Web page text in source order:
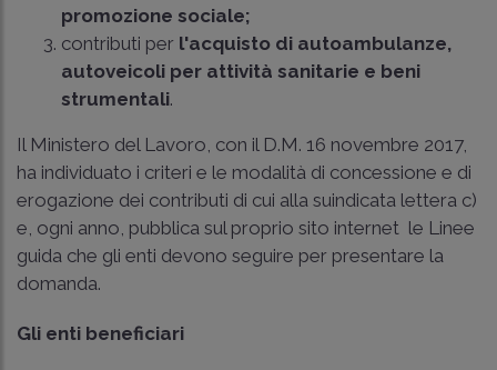
promozione sociale;
contributi per l'acquisto di autoambulanze,
autoveicoli per attività sanitarie e beni
strumentali.
Il Ministero del Lavoro, con il D.M. 16 novembre 2017,
ha individuato i criteri e le modalità di concessione e di
erogazione dei contributi di cui alla suindicata lettera c)
e, ogni anno, pubblica sul proprio sito internet le Linee
guida che gli enti devono seguire per presentare la
domanda.
Gli enti beneficiari